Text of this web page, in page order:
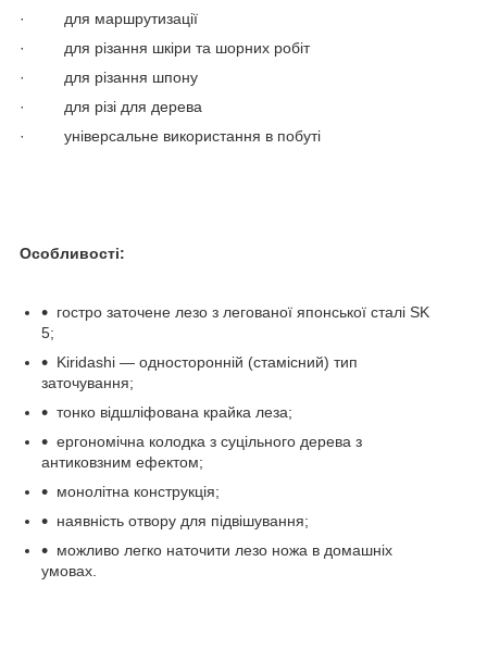
· для маршрутизації
· для різання шкіри та шорних робіт
· для різання шпону
· для різі для дерева
· універсальне використання в побуті
Особливості:
гостро заточене лезо з легованої японської сталі SK
5;
Kiridashi — односторонній (стамісний) тип
заточування;
тонко відшліфована крайка леза;
ергономічна колодка з суцільного дерева з
антиковзним ефектом;
монолітна конструкція;
наявність отвору для підвішування;
можливо легко наточити лезо ножа в домашніх
умовах.